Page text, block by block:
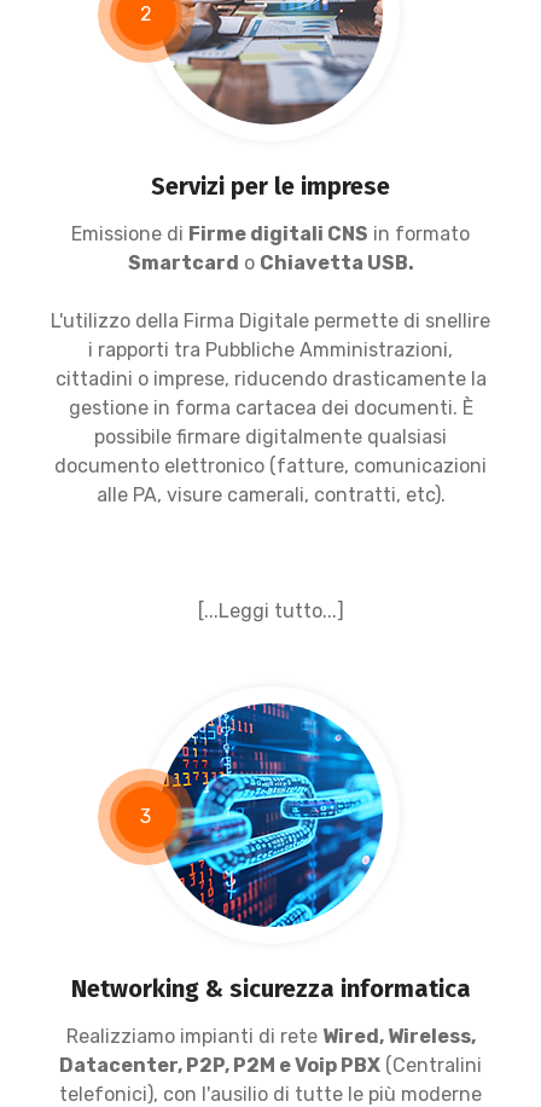
2
Servizi per le imprese
Emissione di Firme digitali CNS in formato
Smartcard o Chiavetta USB.
L'utilizzo della Firma Digitale permette di snellire
i rapporti tra Pubbliche Amministrazioni,
cittadini o imprese, riducendo drasticamente la
gestione in forma cartacea dei documenti. È
possibile firmare digitalmente qualsiasi
documento elettronico (fatture, comunicazioni
alle PA, visure camerali, contratti, etc).
[...Leggi tutto...]
3
Networking & sicurezza informatica
Realizziamo impianti di rete Wired, Wireless,
Datacenter, P2P, P2M e Voip PBX (Centralini
telefonici), con l'ausilio di tutte le più moderne